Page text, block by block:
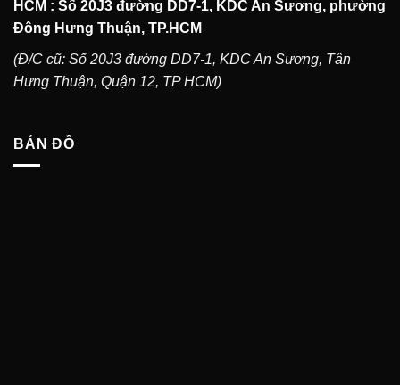
HCM : Số 20J3 đường DD7-1, KDC An Sương, phường
Đông Hưng Thuận, TP.HCM
(Đ/C cũ: Số 20J3 đường DD7-1, KDC An Sương, Tân
Hưng Thuận, Quận 12, TP HCM)
BẢN ĐỒ